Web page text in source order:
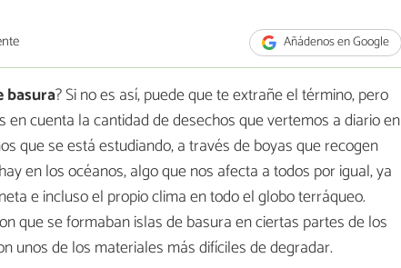
Añádenos en Google
basura? Si no es así, puede que te extrañe el término, pero
cuenta la cantidad de desechos que vertemos a diario en
que se está estudiando, a través de boyas que recogen
en los océanos, algo que nos afecta a todos por igual, ya
e incluso el propio clima en todo el globo terráqueo.
que se formaban islas de basura en ciertas partes de los
unos de los materiales más difíciles de degradar.